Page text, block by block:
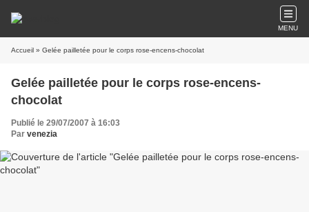
MENU
Accueil » Gelée pailletée pour le corps rose-encens-chocolat
Gelée pailletée pour le corps rose-encens-
chocolat
Publié le 29/07/2007 à 16:03
Par venezia